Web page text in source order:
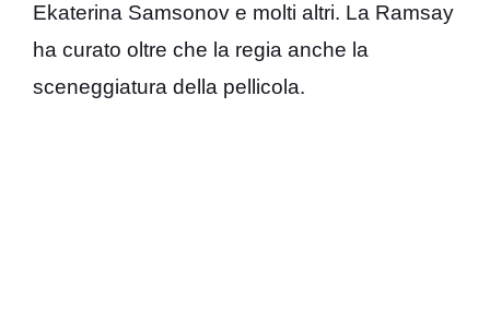
Ekaterina Samsonov e molti altri. La Ramsay
ha curato oltre che la regia anche la
sceneggiatura della pellicola.